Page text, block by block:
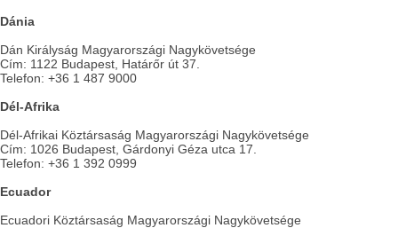
Dánia
Dán Királyság Magyarországi Nagykövetsége
Cím: 1122 Budapest, Határőr út 37.
Telefon: +36 1 487 9000
Dél-Afrika
Dél-Afrikai Köztársaság Magyarországi Nagykövetsége
Cím: 1026 Budapest, Gárdonyi Géza utca 17.
Telefon: +36 1 392 0999
Ecuador
Ecuadori Köztársaság Magyarországi Nagykövetsége